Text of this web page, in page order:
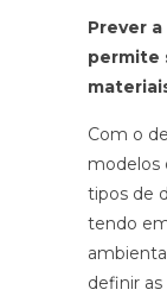
Prever
permite
Com o
modelos
tipos de
tendo
definir